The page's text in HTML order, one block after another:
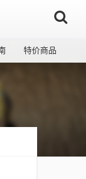
特价商品